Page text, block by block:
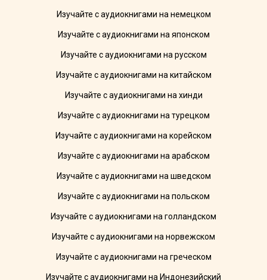
Изучайте с аудиокнигами на немецком
Изучайте с аудиокнигами на японском
Изучайте с аудиокнигами на русском
Изучайте с аудиокнигами на китайском
Изучайте с аудиокнигами на хинди
Изучайте с аудиокнигами на турецком
Изучайте с аудиокнигами на корейском
Изучайте с аудиокнигами на арабском
Изучайте с аудиокнигами на шведском
Изучайте с аудиокнигами на польском
Изучайте с аудиокнигами на голландском
Изучайте с аудиокнигами на норвежском
Изучайте с аудиокнигами на греческом
Изучайте с аудиокнигами на Индонезийский